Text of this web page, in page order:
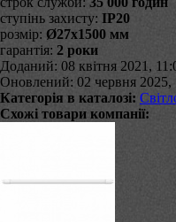
ступінь захисту: IP20
розмір: Ø27х1500 мм
гарантія: 2 роки
Доданий: 08 квітня 2021,
Оновлений: 02 червня 2025,
Категорія в каталозі:
Схожі товари компанії: